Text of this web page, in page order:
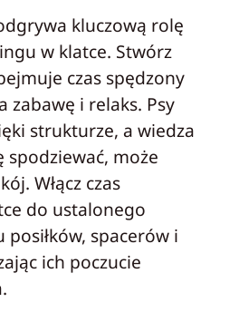
kluczową rolę
w klatce. Stwórz
czas spędzony
zabawę i relaks. Psy
strukturze, a wiedza
spodziewać, może
Włącz czas
do ustalonego
spacerów i
ich poczucie